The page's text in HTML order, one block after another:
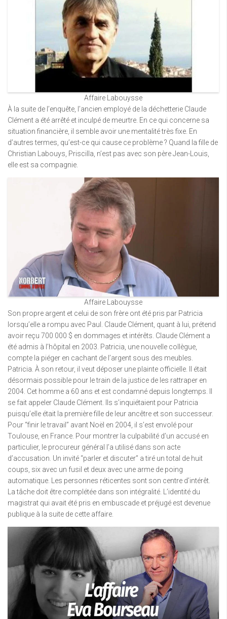
Affaire Labouysse
À la suite de l’enquête, l’ancien employé de la déchetterie Claude
Clément a été arrêté et inculpé de meurtre. En ce qui concerne sa
situation financière, il semble avoir une mentalité très fixe. En
d’autres termes, qu’est-ce qui cause ce problème ? Quand la fille de
Christian Labouys, Priscilla, n’est pas avec son père Jean-Louis,
elle est sa compagnie.
Affaire Labouysse
Son propre argent et celui de son frère ont été pris par Patricia
lorsqu’elle a rompu avec Paul. Claude Clément, quant à lui, prétend
avoir reçu 700 000 $ en dommages et intérêts. Claude Clément a
été admis à l’hôpital en 2003. Patricia, une nouvelle collègue,
compte la piéger en cachant de l’argent sous des meubles.
Patricia. À son retour, il veut déposer une plainte officielle. Il était
désormais possible pour le train de la justice de les rattraper en
2004. Cet homme a 60 ans et est condamné depuis longtemps. Il
se fait appeler Claude Clément. Ils s’inquiétaient pour Patricia
puisqu’elle était la première fille de leur ancêtre et son successeur.
Pour “finir le travail” avant Noël en 2004, il s’est envolé pour
Toulouse, en France. Pour montrer la culpabilité d’un accusé en
particulier, le procureur général l’a utilisé dans son acte
d’accusation. Un invité “parler et discuter” a tiré un total de huit
coups, six avec un fusil et deux avec une arme de poing
automatique. Les personnes réticentes sont son centre d’intérêt.
La tâche doit être complétée dans son intégralité. L’identité du
magistrat qui avait été pris en embuscade et préjugé est devenue
publique à la suite de cette affaire.